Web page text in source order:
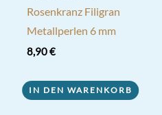
Rosenkranz Filigran
Metallperlen 6 mm
8,90€
IN DEN WARENKORB